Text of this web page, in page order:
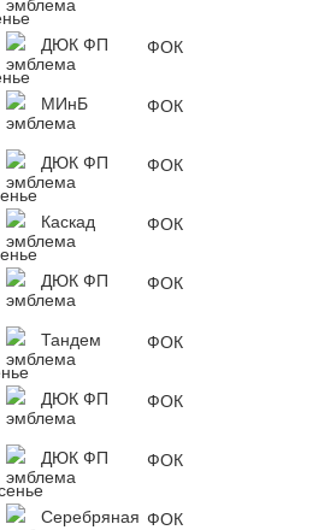
ДЮК ФП
ФОК
МИнБ
ФОК
ДЮК ФП
ФОК
Каскад
ФОК
ДЮК ФП
ФОК
Тандем
ФОК
ДЮК ФП
ФОК
ДЮК ФП
ФОК
Серебряная ФОК